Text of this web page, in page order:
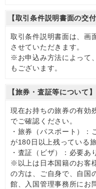
【取引条件説明書面の交
取引条件説明書面は、画
させていただきます。
※お申込み方法によって
もございます。
【旅券・査証等について】
現在お持ちの旅券の有効
でご確認ください。
・旅券（パスポート）：
が180日以上残っている
・査証（ビザ）：必要あ
※以上は日本国籍のお客
の方は、ご自身で、自国
館、入国管理事務所にお